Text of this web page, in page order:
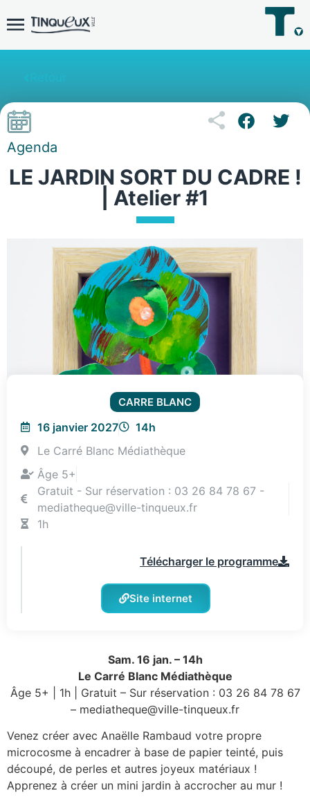
Agenda
LE JARDIN SORT DU CADRE !
| Atelier #1
CARRE BLANC
16 janvier 2027
14h
Le Carré Blanc Médiathèque
Âge 5+
Gratuit - Sur réservation : 03 26 84 78 67 -
mediatheque@ville-tinqueux.fr
1h
Télécharger le programme
Site internet
Sam. 16 jan. – 14h
Le Carré Blanc Médiathèque
Âge 5+ | 1h | Gratuit – Sur réservation : 03 26 84 78 67
– mediatheque@ville-tinqueux.fr
Venez créer avec Anaëlle Rambaud votre propre
microcosme à encadrer à base de papier teinté, puis
découpé, de perles et autres joyeux matériaux !
Apprenez à créer un mini jardin à accrocher au mur !